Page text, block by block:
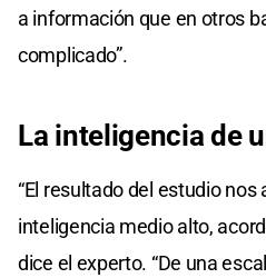
a información que en otros
complicado”.
La inteligencia de
“El resultado del estudio nos
inteligencia medio alto,
dice el experto. “De una